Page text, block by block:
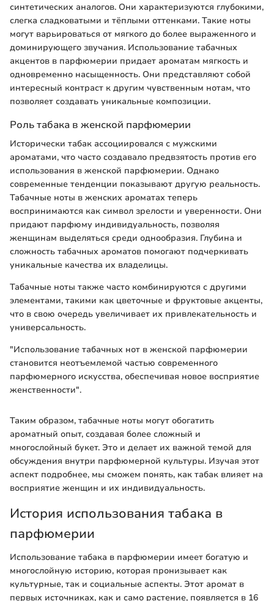
синтетических аналогов. Они характеризуются глубокими,
слегка сладковатыми и тёплыми оттенками. Такие ноты
могут варьироваться от мягкого до более выраженного и
доминирующего звучания. Использование табачных
акцентов в парфюмерии придает ароматам мягкость и
одновременно насыщенность. Они представляют собой
интересный контраст к другим чувственным нотам, что
позволяет создавать уникальные композиции.
Роль табака в женской парфюмерии
Исторически табак ассоциировался с мужскими
ароматами, что часто создавало предвзятость против его
использования в женской парфюмерии. Однако
современные тенденции показывают другую реальность.
Табачные ноты в женских ароматах теперь
воспринимаются как символ зрелости и уверенности. Они
придают парфюму индивидуальность, позволяя
женщинам выделяться среди однообразия. Глубина и
сложность табачных ароматов помогают подчеркивать
уникальные качества их владелицы.
Табачные ноты также часто комбинируются с другими
элементами, такими как цветочные и фруктовые акценты,
что в свою очередь увеличивает их привлекательность и
универсальность.
"Использование табачных нот в женской парфюмерии
становится неотъемлемой частью современного
парфюмерного искусства, обеспечивая новое восприятие
женственности".
Таким образом, табачные ноты могут обогатить
ароматный опыт, создавая более сложный и
многослойный букет. Это и делает их важной темой для
обсуждения внутри парфюмерной культуры. Изучая этот
аспект подробнее, мы сможем понять, как табак влияет на
восприятие женщин и их индивидуальность.
История использования табака в
парфюмерии
Использование табака в парфюмерии имеет богатую и
многослойную историю, которая пронизывает как
культурные, так и социальные аспекты. Этот аромат в
первых источниках, как и само растение, появляется в 16